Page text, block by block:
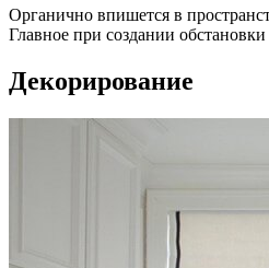
Органично впишется в
Главное при создании
Декорирование